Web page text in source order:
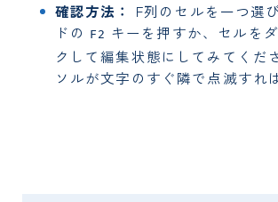
確認方法：
F列のセルを一つ選
ドの
F2 キーを押すか、セルを
クして編集状態にしてみてくだ
ソルが文字のすぐ隣で点滅すれ